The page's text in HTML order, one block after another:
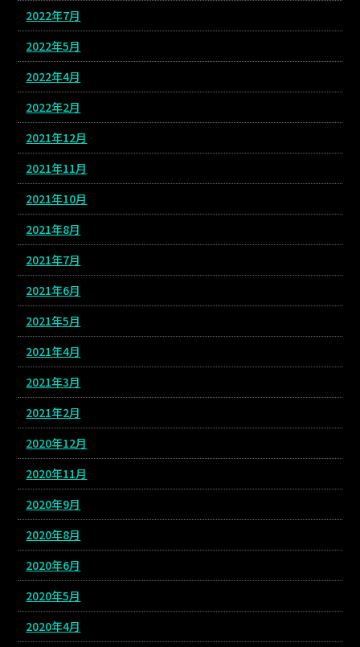
2022年7月
2022年5月
2022年4月
2022年2月
2021年12月
2021年11月
2021年10月
2021年8月
2021年7月
2021年6月
2021年5月
2021年4月
2021年3月
2021年2月
2020年12月
2020年11月
2020年9月
2020年8月
2020年6月
2020年5月
2020年4月